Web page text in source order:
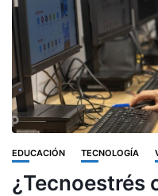
EDUCACIÓN TECNOLOGÍA
¿Tecnoestrés